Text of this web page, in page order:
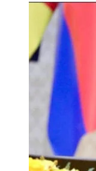
ចំការមន លោក កៀង ល័
សហការពីម្ចាស់អគារប
ត្រូវសង្ស័យចំពោះអ្នកជួ
ប្រព្រឹត្តបទល្មើសបា
ការឆបោកតាមប្រព័ន្ធ
ក្នុងនោះមាន ៣៨សញ្ជ
កម្ពុជាបានបង្ក្រាបប
លោកថា៖ «ការបង្ក្រា
តូចៗសម្រាប់ការប្រព្រឹ
នេះ នាយកទទួលបន្ទុកកិ
ចេញអនុក្រឹត្យស្ដីពីការ
និងសណ្ដាប់ធ្នាប់សាធារ